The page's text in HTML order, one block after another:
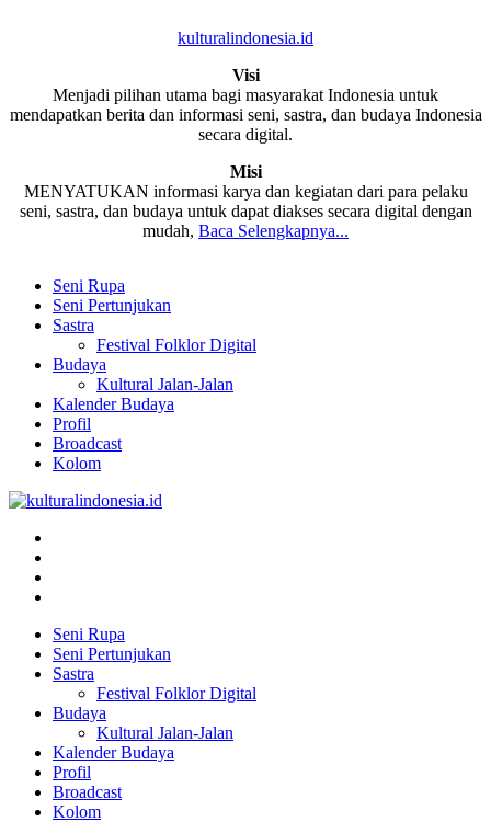
kulturalindonesia.id
Visi
Menjadi pilihan utama bagi masyarakat Indonesia untuk
mendapatkan berita dan informasi seni, sastra, dan budaya Indonesia
secara digital.
Misi
MENYATUKAN informasi karya dan kegiatan dari para pelaku
seni, sastra, dan budaya untuk dapat diakses secara digital dengan
mudah, Baca Selengkapnya...
Seni Rupa
Seni Pertunjukan
Sastra
Festival Folklor Digital
Budaya
Kultural Jalan-Jalan
Kalender Budaya
Profil
Broadcast
Kolom
Seni Rupa
Seni Pertunjukan
Sastra
Festival Folklor Digital
Budaya
Kultural Jalan-Jalan
Kalender Budaya
Profil
Broadcast
Kolom